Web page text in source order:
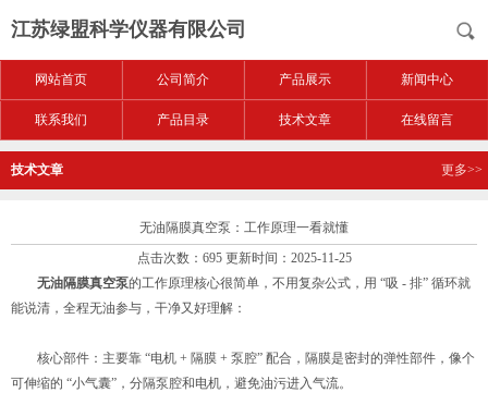
江苏绿盟科学仪器有限公司
网站首页 公司简介 产品展示 新闻中心
联系我们 产品目录 技术文章 在线留言
技术文章 更多>>
无油隔膜真空泵：工作原理一看就懂
点击次数：695 更新时间：2025-11-25
无油隔膜真空泵的工作原理核心很简单，不用复杂公式，用 “吸 - 排” 循环就
能说清，全程无油参与，干净又好理解：
核心部件：主要靠 “电机 + 隔膜 + 泵腔” 配合，隔膜是密封的弹性部件，像个
可伸缩的 “小气囊”，分隔泵腔和电机，避免油污进入气流。